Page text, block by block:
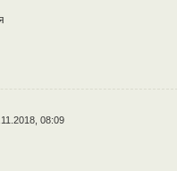
08:09